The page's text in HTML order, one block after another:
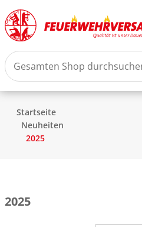
Startseite
Neuheiten
2025
2025